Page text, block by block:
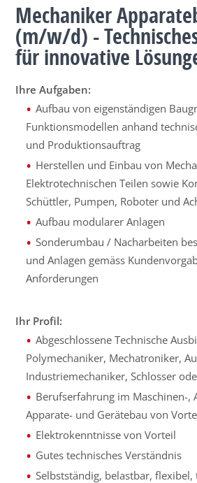
Mechaniker
(m/w/d) -
für innovative
Ihre Aufgaben:
Aufbau von eigenständigen
Funktionsmodellen anhand
und Produktionsauftrag
Herstellen und Einbau von
Elektrotechnischen Teilen sowie
Schüttler, Pumpen, Roboter und
Aufbau modularer Anlagen
Sonderumbau / Nacharbeiten
und Anlagen gemäss
Anforderungen
Ihr Profil:
Abgeschlossene Technische
Polymechaniker, Mechatroniker,
Industriemechaniker, Schlosser
Berufserfahrung im Maschinen-,
Apparate- und Gerätebau von
Elektrokenntnisse von Vorteil
Gutes technisches Verständnis
Selbstständig, belastbar,